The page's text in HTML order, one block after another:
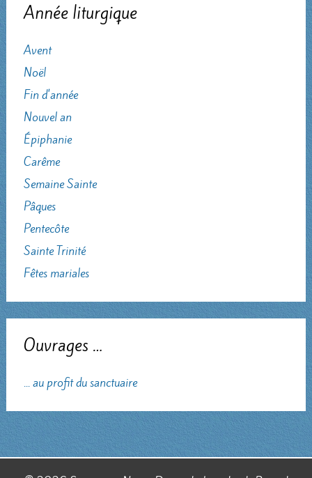
Année liturgique
Avent
Noël
Fin d'année
Nouvel an
Épiphanie
Carême
Semaine Sainte
Pâques
Pentecôte
Sainte Trinité
Fêtes mariales
Ouvrages …
... au profit du sanctuaire